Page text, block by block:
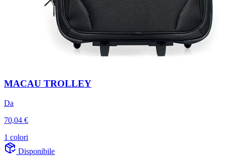
MACAU TROLLEY
Da
70,04 €
1 colori
Disponibile